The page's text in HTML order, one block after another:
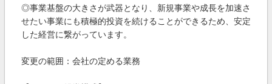
◎事業基盤の大きさが武器となり、新規事業や成長を加速さ
せたい事業にも積極的投資を続けることができるため、安定
した経営に繋がっています。
変更の範囲：会社の定める業務